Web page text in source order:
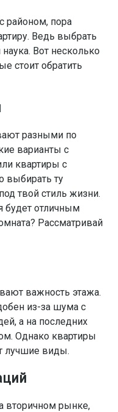
районом, пора
Ведь выбрать
Вот несколько
стоит обратить
разными по
варианты с
квартиры с
выбирать ту
твой стиль жизни.
будет отличным
Рассматривай
важность этажа.
из-за шума с
а на последних
Однако квартиры
лучшие виды.
вторичном рынке,